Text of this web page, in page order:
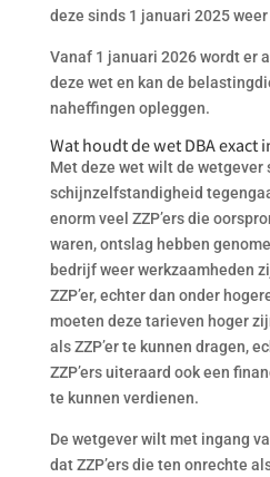
deze sinds 1 januari 2025
Vanaf 1 januari 2026 wordt er
deze wet en kan de
naheffingen opleggen.
Wat houdt de wet DBA exact
Met deze wet wilt de wetgever
schijnzelfstandigheid
enorm veel ZZP’ers die
waren, ontslag hebben
bedrijf weer werkzaamheden
ZZP’er, echter dan onder
moeten deze tarieven hoger
als ZZP’er te kunnen dragen,
ZZP’ers uiteraard ook een
te kunnen verdienen.
De wetgever wilt met ingang
dat ZZP’ers die ten onrechte